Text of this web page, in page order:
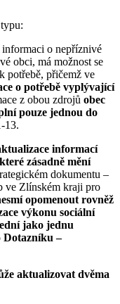
o nepříznivé
obci, má možnost se
potřebě, přičemž ve
o potřebě vyplývající
z obou zdrojů obec
pouze jednou do
13.
informací
které zásadně mění
dokumentu –
ve Zlínském kraji pro
opomenout rovněž
výkonu sociální
jako jednu
Dotazníku –
aktualizovat dvěma